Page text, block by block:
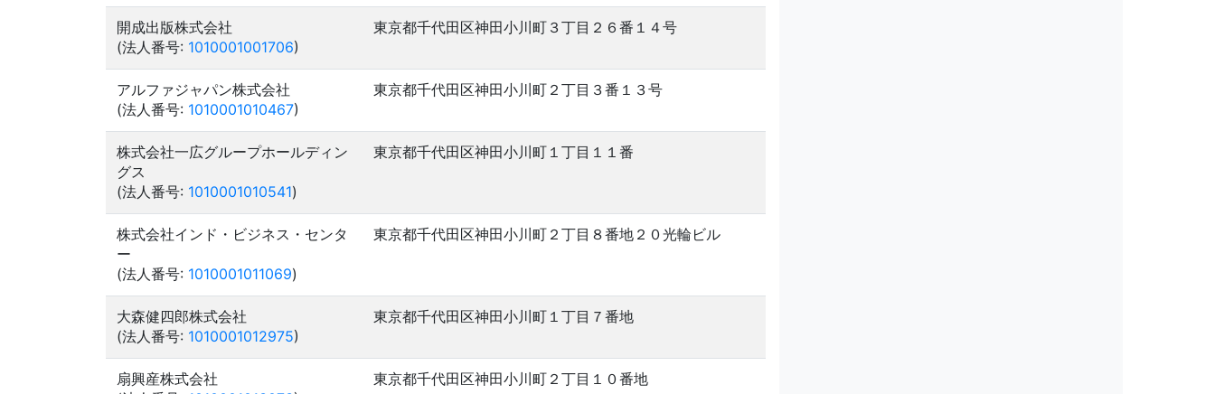
開成出版株式会社
(法人番号: 1010001001706)
東京都千代田区神田小川町３丁目２６番１４号
アルファジャパン株式会社
(法人番号: 1010001010467)
東京都千代田区神田小川町２丁目３番１３号
株式会社一広グループホールディン
グス
(法人番号: 1010001010541)
東京都千代田区神田小川町１丁目１１番
株式会社インド・ビジネス・センタ
ー
(法人番号: 1010001011069)
東京都千代田区神田小川町２丁目８番地２０光輪ビル
大森健四郎株式会社
(法人番号: 1010001012975)
東京都千代田区神田小川町１丁目７番地
扇興産株式会社
東京都千代田区神田小川町２丁目１０番地